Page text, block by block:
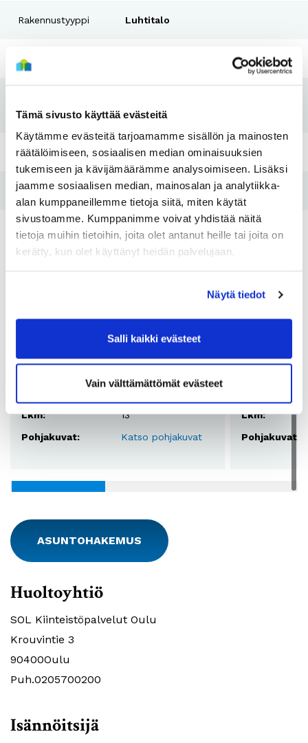
Tämä sivusto käyttää evästeitä
Käytämme evästeitä tarjoamamme sisällön ja mainosten
räätälöimiseen, sosiaalisen median ominaisuuksien
tukemiseen ja kävijämäärämme analysoimiseen. Lisäksi
jaamme sosiaalisen median, mainosalan ja analytiikka-
alan kumppaneillemme tietoja siitä, miten käytät
sivustoamme. Kumppanimme voivat yhdistää näitä
tietoja muihin tietoihin, joita olet antanut heille tai joita on
kerätty, kun olet käyttänyt heidän palvelujaan.
Näytä tiedot
Salli kaikki evästeet
Vain välttämättömät evästeet
Rakennustyyppi Luhtitalo
Rakennusvuosi
remontti
Pesutupa Kyllä
Hissi Ei
Tulo- ja
varallisuusraja
Kyllä
2
Lkm:
13
Pohjakuvat:
Katso pohjakuvat
Lkm:
Pohjakuvat:
ASUNTOHAKEMUS
Huoltoyhtiö
SOL Kiinteistöpalvelut Oulu
Krouvintie 3
90400Oulu
Puh.0205700200
Isännöitsijä